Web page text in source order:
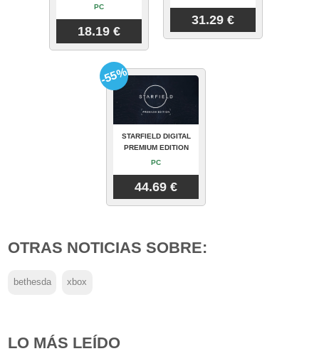
PC
18.19 €
31.29 €
STARFIELD DIGITAL
PREMIUM EDITION
PC
44.69 €
-55%
OTRAS NOTICIAS SOBRE:
bethesda xbox
LO MÁS LEÍDO